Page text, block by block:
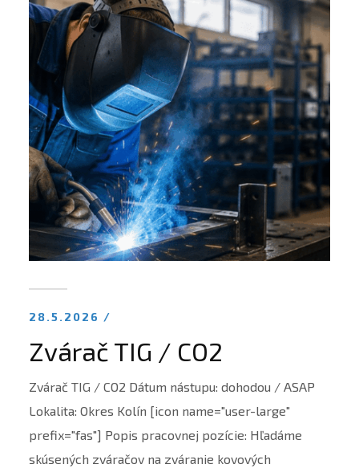
28.5.2026 /
Zvárač TIG / CO2
Zvárač TIG / CO2 Dátum nástupu: dohodou / ASAP
Lokalita: Okres Kolín [icon name="user-large"
prefix="fas"] Popis pracovnej pozície: Hľadáme
skúsených zváračov na zváranie kovových